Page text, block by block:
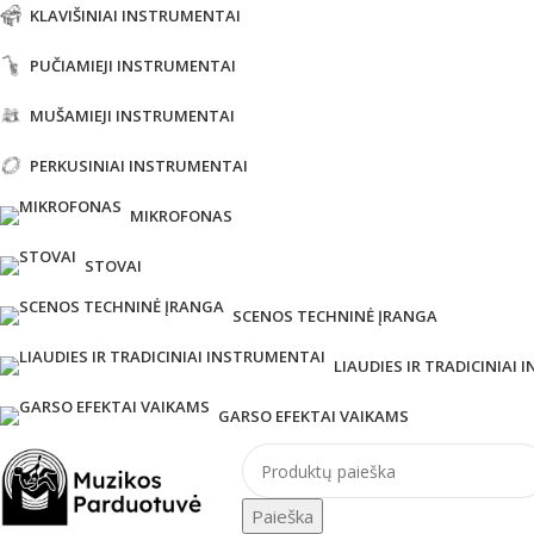
KLAVIŠINIAI INSTRUMENTAI
PUČIAMIEJI INSTRUMENTAI
MUŠAMIEJI INSTRUMENTAI
PERKUSINIAI INSTRUMENTAI
MIKROFONAS
STOVAI
SCENOS TECHNINĖ ĮRANGA
LIAUDIES IR TRADICINIAI
GARSO EFEKTAI VAIKAMS
Paieška